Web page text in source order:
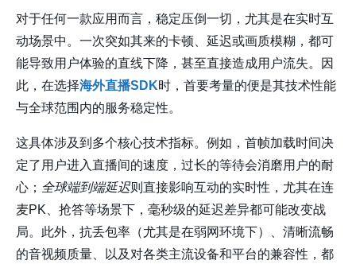
对于任何一款应用而言，稳定压倒一切，尤其是在实时互
动场景中。一次突如其来的卡顿、延迟或画质模糊，都可
能导致用户体验的直线下降，甚至直接造成用户流失。因
此，在选择海外直播SDK时，首要考量的便是其技术性能
与全球范围内的服务稳定性。
这具体涉及到多个核心技术指标。例如， 首帧加载时间决
定了用户进入直播间的速度，过长的等待会消磨用户的耐
心； 全球端到端延迟则直接影响互动的实时性，尤其在连
麦PK、抢答等场景下，毫秒级的延迟差异都可能改变战
局。此外，抗丢包率（尤其是在弱网环境下）、清晰流畅
的音视频质量、以及对各类主流设备和平台的兼容性，都